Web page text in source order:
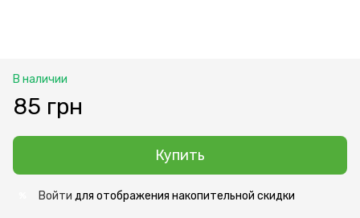
В наличии
85 грн
Купить
Войти для отображения накопительной скидки